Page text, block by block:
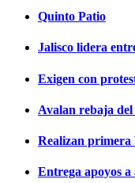
Quinto Patio
Jalisco lidera
Exigen con
Avalan rebaja
Realizan primera
Entrega apoyos